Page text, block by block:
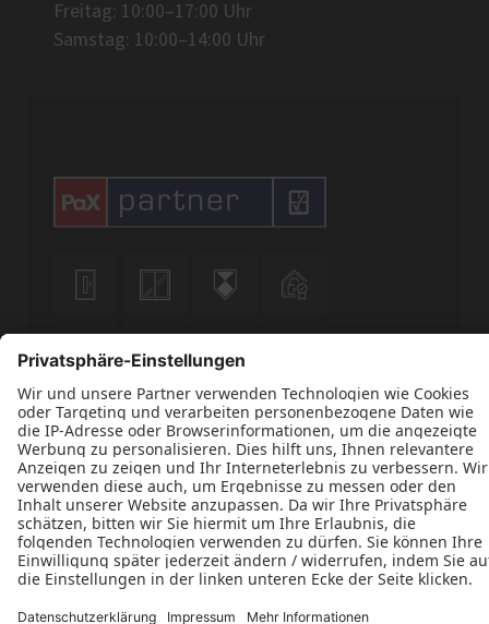
Freitag: 10:00–17:00 Uhr
Samstag: 10:00–14:00 Uhr
  
  
   
Datenschutz Impressum
Kontakt
Optima Fenster & Türen UG © 2026